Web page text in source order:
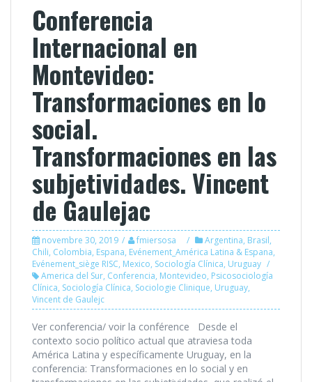
Conferencia
Internacional en
Montevideo:
Transformaciones en lo
social.
Transformaciones en las
subjetividades. Vincent
de Gaulejac
novembre 30, 2019 fmiersosa Argentina, Brasil,
Chili, Colombia, Espana, Evénement_América Latina & Espana,
Evénement_siège RISC, Mexico, Sociología Clínica, Uruguay
America del Sur, Conferencia, Montevideo, Psicosociología
Clínica, Sociología Clínica, Sociologie Clinique, Uruguay,
Vincent de Gaulejc
Ver conferencia/ voir la conférence Desde el
contexto socio político actual que atraviesa toda
América Latina y específicamente Uruguay, en la
conferencia: Transformaciones en lo social y en